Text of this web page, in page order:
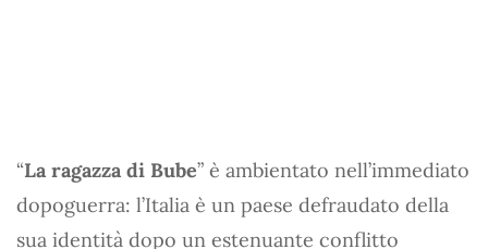
“La ragazza di Bube” è ambientato nell’immediato
dopoguerra: l’Italia è un paese defraudato della
sua identità dopo un estenuante conflitto